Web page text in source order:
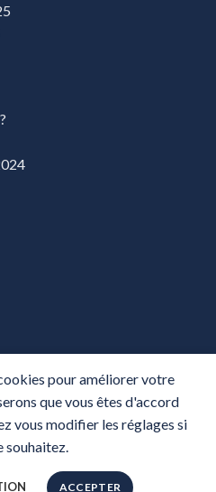
DE CONFIDENTIALITÉ
pour améliorer votre
que vous êtes d'accord
vous modifier les réglages si
souhaitez.
ACCEPTER